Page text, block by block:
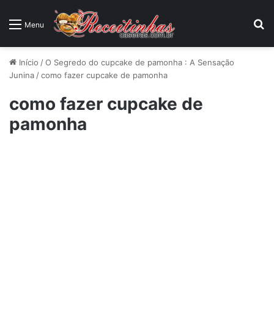
Menu
Início /O Segredo do cupcake de pamonha : A Sensação
Junina /como fazer cupcake de pamonha
como fazer cupcake de
pamonha